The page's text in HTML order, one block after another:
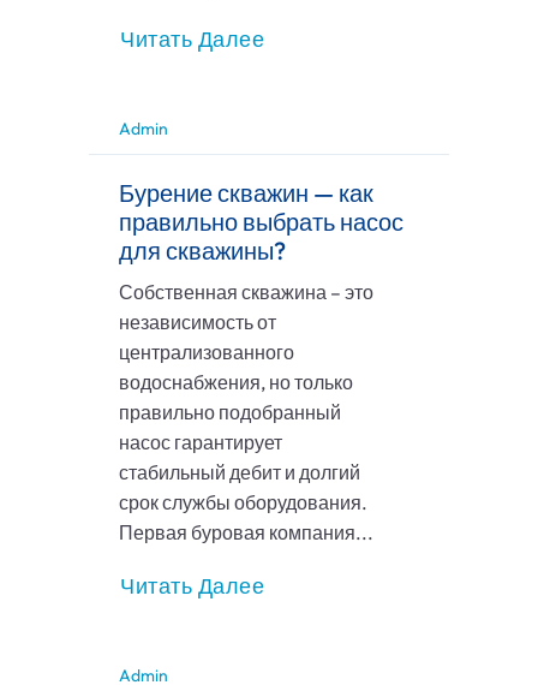
Читать Далее
Admin
Бурение скважин — как
правильно выбрать насос
для скважины?
Собственная скважина – это
независимость от
централизованного
водоснабжения, но только
правильно подобранный
насос гарантирует
стабильный дебит и долгий
срок службы оборудования.
Первая буровая компания...
Читать Далее
Admin